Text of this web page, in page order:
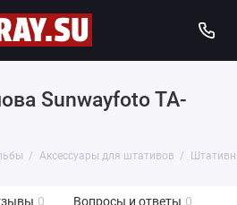
Sunwayfoto TA-
Аксессуары для штативов
0 Вопросы и ответы 0